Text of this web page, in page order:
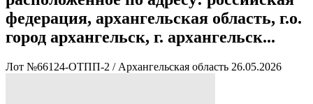
федерация, архангельская область, г.о.
город архангельск, г. архангельск...
Лот №66124-ОТПП-2 / Архангельская область 26.05.2026